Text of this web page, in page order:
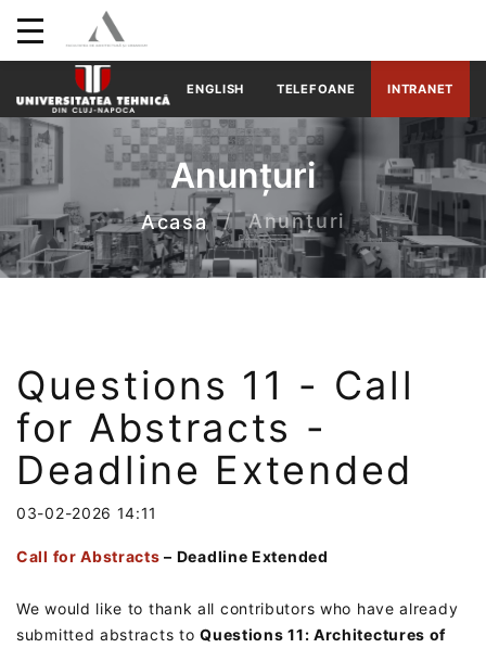
ENGLISH TELEFOANE INTRANET
Anunțuri
Acasa Anunțuri
Questions 11 - Call
for Abstracts -
Deadline Extended
03-02-2026 14:11
Call for Abstracts – Deadline Extended
We would like to thank all contributors who have already
submitted abstracts toQuestions 11: Architectures of